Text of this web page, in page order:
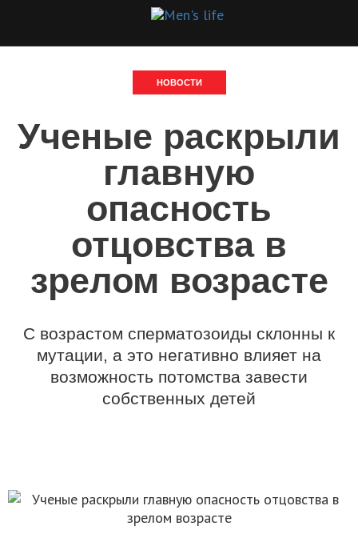
НОВОСТИ
Ученые раскрыли
главную
опасность
отцовства в
зрелом возрасте
С возрастом сперматозоиды склонны к
мутации, а это негативно влияет на
возможность потомства завести
собственных детей